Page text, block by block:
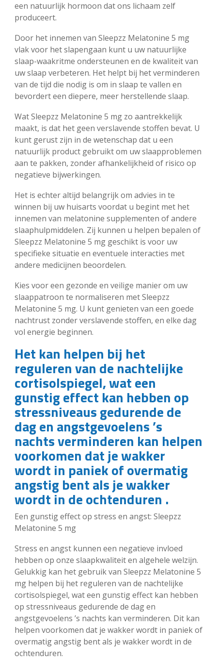
een natuurlijk hormoon dat ons lichaam zelf
produceert.
Door het innemen van Sleepzz Melatonine 5 mg
vlak voor het slapengaan kunt u uw natuurlijke
slaap-waakritme ondersteunen en de kwaliteit van
uw slaap verbeteren. Het helpt bij het verminderen
van de tijd die nodig is om in slaap te vallen en
bevordert een diepere, meer herstellende slaap.
Wat Sleepzz Melatonine 5 mg zo aantrekkelijk
maakt, is dat het geen verslavende stoffen bevat. U
kunt gerust zijn in de wetenschap dat u een
natuurlijk product gebruikt om uw slaapproblemen
aan te pakken, zonder afhankelijkheid of risico op
negatieve bijwerkingen.
Het is echter altijd belangrijk om advies in te
winnen bij uw huisarts voordat u begint met het
innemen van melatonine supplementen of andere
slaaphulpmiddelen. Zij kunnen u helpen bepalen of
Sleepzz Melatonine 5 mg geschikt is voor uw
specifieke situatie en eventuele interacties met
andere medicijnen beoordelen.
Kies voor een gezonde en veilige manier om uw
slaappatroon te normaliseren met Sleepzz
Melatonine 5 mg. U kunt genieten van een goede
nachtrust zonder verslavende stoffen, en elke dag
vol energie beginnen.
Het kan helpen bij het
reguleren van de nachtelijke
cortisolspiegel, wat een
gunstig effect kan hebben op
stressniveaus gedurende de
dag en angstgevoelens ’s
nachts verminderen kan helpen
voorkomen dat je wakker
wordt in paniek of overmatig
angstig bent als je wakker
wordt in de ochtenduren .
Een gunstig effect op stress en angst: Sleepzz
Melatonine 5 mg
Stress en angst kunnen een negatieve invloed
hebben op onze slaapkwaliteit en algehele welzijn.
Gelukkig kan het gebruik van Sleepzz Melatonine 5
mg helpen bij het reguleren van de nachtelijke
cortisolspiegel, wat een gunstig effect kan hebben
op stressniveaus gedurende de dag en
angstgevoelens ’s nachts kan verminderen. Dit kan
helpen voorkomen dat je wakker wordt in paniek of
overmatig angstig bent als je wakker wordt in de
ochtenduren.